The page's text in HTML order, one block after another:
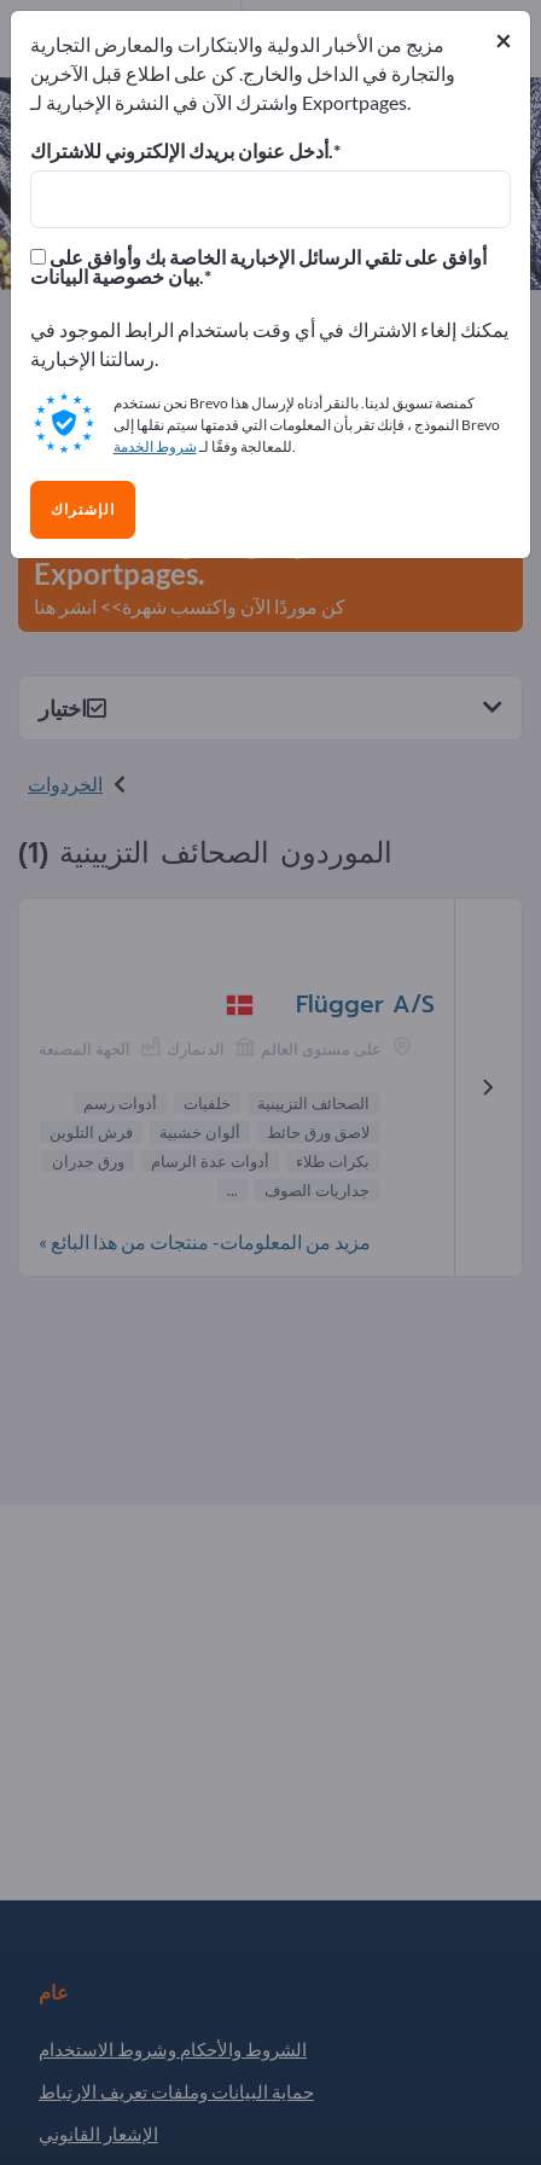
الصحائف التزيينية – اعثر على الشركات
المصنعة والموردين
المصدرين1
المصنعين 1
Exportpages المنسوجات الملابس
الخردوات
الصحائف التزيينية
أعلن مجانًا على Exportpages!
الاحتياجات – العروض – السلع المستعملة – جهات الاتصال
التجارية >> ابدأ من هنا
انشر شركتك ومنتجاتك على
Exportpages.
كن موردًا الآن واكتسب شهرة>> انشر هنا
اختيار
الخردوات
الموردون الصحائف التزيينية (1)
Flügger A/S
الجهة المصنعة الدنمارك على مستوى العالم
الصحائف التزيينية خلفيات
أدوات رسم
لاصق ورق حائط
ألوان خشبية
فرش التلوين
بكرات طلاء
أدوات عدة الرسام
ورق جدران
جداريات الصوف
...
مزيد من المعلومات- منتجات من هذا البائع »
عام
الشروط والأحكام وشروط الاستخدام
حماية البيانات وملفات تعريف الارتباط
الإشعار القانوني
×
مزيج من الأخبار الدولية والابتكارات والمعارض التجارية
والتجارة في الداخل والخارج. كن على اطلاع قبل الآخرين
واشترك الآن في النشرة الإخبارية لـ Exportpages.
أدخل عنوان بريدك الإلكتروني للاشتراك.
بيان خصوصية البيانات.
يمكنك إلغاء الاشتراك في أي وقت باستخدام الرابط الموجود في
رسالتنا الإخبارية.
نحن نستخدم Brevo كمنصة تسويق لدينا. بالنقر أدناه لإرسال هذا
النموذج ، فإنك تقر بأن المعلومات التي قدمتها سيتم نقلها إلى Brevo
للمعالجة وفقًا لـشروط الخدمة .
الإشتراك